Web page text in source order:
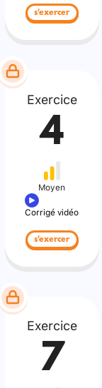
s'exercer
Exercice
4
Moyen
Corrigé vidéo
s'exercer
Exercice
7